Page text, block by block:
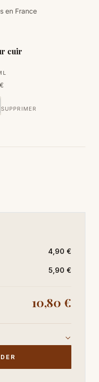
en France
cuir
SUPPRIMER
4,90 €
5,90 €
10,80 €